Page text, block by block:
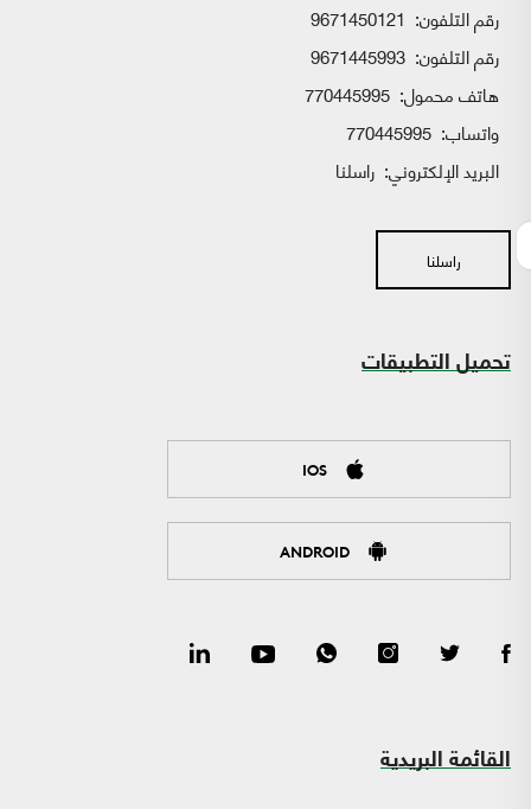
رقم التلفون: 9671450121
رقم التلفون: 9671445993
هاتف محمول: 770445995
واتساب:
البريد الإلكتروني: راسلنا
راسلنا
تحميل التطبيقات
IOS
ANDROID
القائمة البريدية